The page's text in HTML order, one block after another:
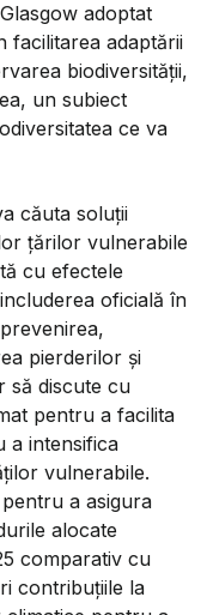
adoptat
facilitarea adaptării
biodiversităţii,
un subiect
ce va
căuta soluţii
ţărilor vulnerabile
cu efectele
oficială în
pierderilor şi
să discute cu
pentru a facilita
a intensifica
vulnerabile.
a asigura
alocate
comparativ cu
contribuţiile la